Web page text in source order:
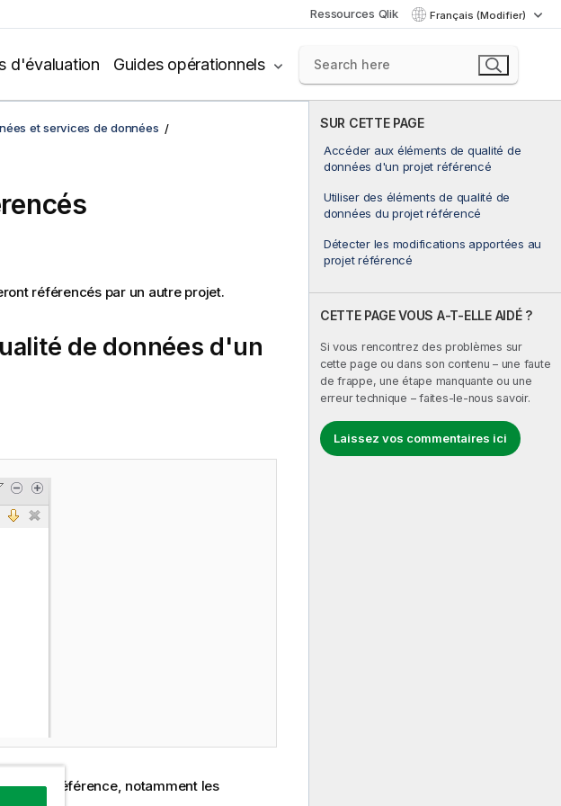
Ressources Qlik Français (Modifier)
d'évaluation Guides opérationnels
SUR CETTE PAGE
Accéder aux éléments de qualité de
données d'un projet référencé
Utiliser des éléments de qualité de
données du projet référencé
Détecter les modifications apportées au
projet référencé
CETTE PAGE VOUS A-T-ELLE AIDÉ ?
Si vous rencontrez des problèmes sur
cette page ou dans son contenu – une faute
de frappe, une étape manquante ou une
erreur technique – faites-le-nous savoir.
Laissez vos commentaires ici
et services de données
référencés par un autre projet.
de données d'un
de référence, notamment les